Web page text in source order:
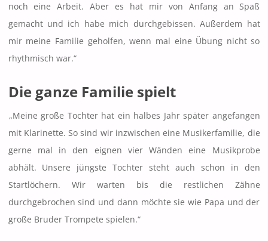
noch eine Arbeit. Aber es hat mir von Anfang an Spaß
gemacht und ich habe mich durchgebissen. Außerdem hat
mir meine Familie geholfen, wenn mal eine Übung nicht so
rhythmisch war.“
Die ganze Familie spielt
„Meine große Tochter hat ein halbes Jahr später angefangen
mit Klarinette. So sind wir inzwischen eine Musikerfamilie, die
gerne mal in den eignen vier Wänden eine Musikprobe
abhält. Unsere jüngste Tochter steht auch schon in den
Startlöchern. Wir warten bis die restlichen Zähne
durchgebrochen sind und dann möchte sie wie Papa und der
große Bruder Trompete spielen.“